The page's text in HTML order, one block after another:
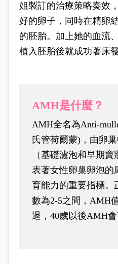
姐製訂的治療策略奏效
好的卵子，同時在精卵
的胚胎。加上她的血流
植入胚胎後就成功著床
AMH是什麼？
AMH全名為Anti-
氏管荷爾蒙)，由卵
（基礎濾泡和早期
表著女性卵巢卵泡的
育能力的重要指標。
數為2-5之間，AMH
退，40歲以後AMH會